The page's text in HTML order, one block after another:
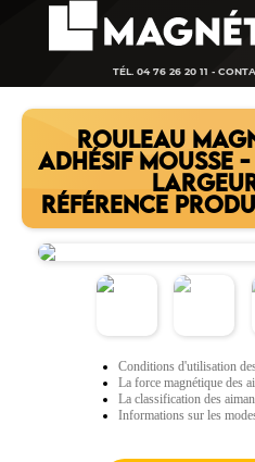
TÉL. 04 76 26 20 11 -
ROULEAU
ADHÉSIF MOUSSE
RÉFÉRENCE
Conditions d'utilisation
La force magnétique des
La classification des
Informations sur les